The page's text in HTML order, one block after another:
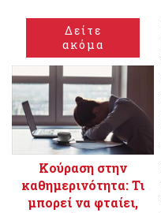
Δείτε
ακόμα
Κούραση στην
καθημερινότητα: Τι
μπορεί να φταίει,